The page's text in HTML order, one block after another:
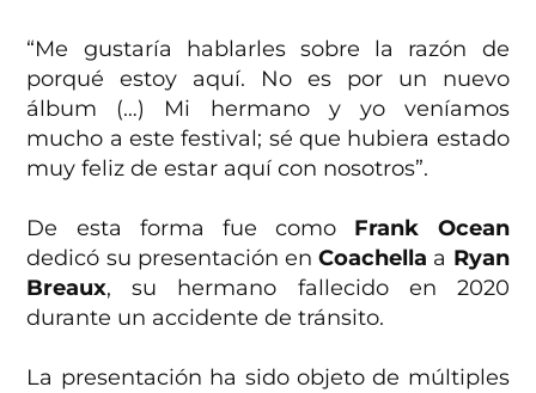
“Me gustaría hablarles sobre la razón de
porqué estoy aquí. No es por un nuevo
álbum (…) Mi hermano y yo veníamos
mucho a este festival; sé que hubiera estado
muy feliz de estar aquí con nosotros”.
De esta forma fue como Frank Ocean
dedicó su presentación enCoachella a Ryan
Breaux, su hermano fallecido en 2020
durante un accidente de tránsito.
La presentación ha sido objeto de múltiples